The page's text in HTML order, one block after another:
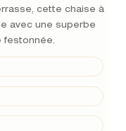
cette chaise à
avec une superbe
festonnée.